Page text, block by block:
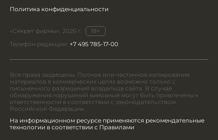
Политика конфиденциальности
«Секрет фирмы», 2026 г.
18+
Телефон редакции: +7 495 785-17-00
Все права защищены. Полное или частичное копирование
материалов в коммерческих целях возможно только с
письменного разрешения владельца сайта. В случае
обнаружения нарушений виновные могут быть привлечены к
ответственности в соответствии с законодательством
Российской Федерации.
На информационном ресурсе применяются рекомендательные
технологии в соответствии с Правилами